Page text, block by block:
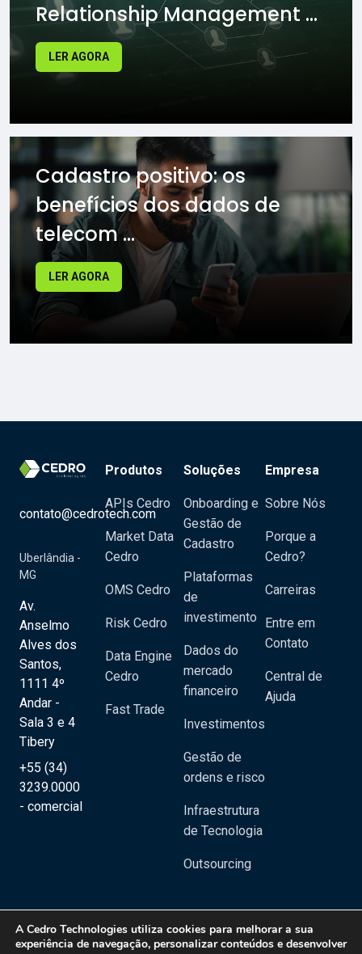
Relationship Management ...
LER AGORA
Cadastro positivo: os
benefícios dos dados de
telecom ...
LER AGORA
A Cedro Technologies utiliza cookies para melhorar a sua
experiência de navegação, personalizar conteúdos e desenvolver
contato@cedrotech.com
Uberlândia -
MG
Av.
Anselmo
Alves dos
Santos,
1111 4º
Andar -
Sala 3 e 4
Tibery
+55 (34)
3239.0000
- comercial
Produtos
APIs Cedro
Market Data
Cedro
OMS Cedro
Risk Cedro
Data Engine
Cedro
Fast Trade
Soluções
Onboarding e
Gestão de
Cadastro
Plataformas
de
investimento
Dados do
mercado
financeiro
Investimentos
Gestão de
ordens e risco
Infraestrutura
de Tecnologia
Outsourcing
Empresa
Sobre Nós
Porque a
Cedro?
Carreiras
Entre em
Contato
Central de
Ajuda